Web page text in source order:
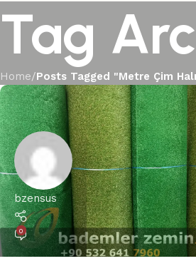
Tag
Home/Posts Tagged "Metre Çim
bzensus
0